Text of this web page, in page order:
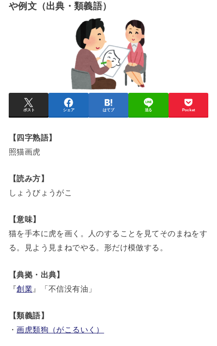
や例文（出典・類義語）
ポスト シェア はてブ 送る Pocket
【四字熟語】
照猫画虎
【読み方】
しょうびょうがこ
【意味】
猫を手本に虎を画く。人のすることを見てそのまねをす
る。見よう見まねでやる。形だけ模倣する。
【典拠・出典】
『創業 』「不信没有油」
【類義語】
・画虎類狗（がこるいく）